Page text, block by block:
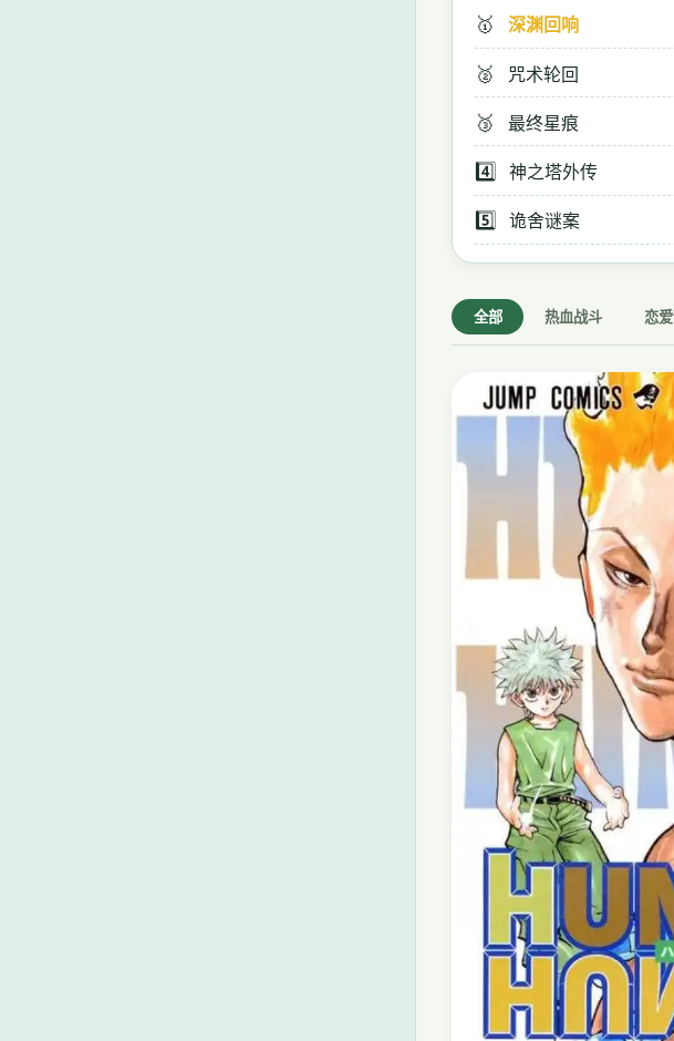
🥇 深渊回响
🥈 咒术轮回
🥉 最终星痕
4️⃣ 神之塔外传
5️⃣ 诡舍谜案
全部 热血战斗 恋